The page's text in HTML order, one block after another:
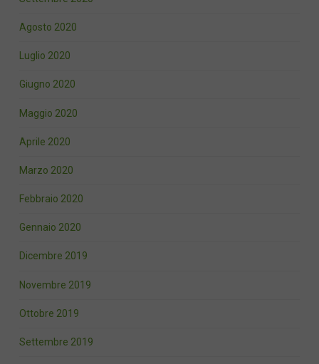
Agosto 2020
Luglio 2020
Giugno 2020
Maggio 2020
Aprile 2020
Marzo 2020
Febbraio 2020
Gennaio 2020
Dicembre 2019
Novembre 2019
Ottobre 2019
Settembre 2019